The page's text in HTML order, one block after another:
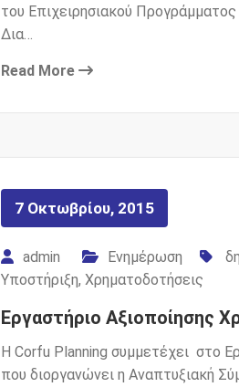
του Επιχειρησιακού
Δια…
Read More
7 Οκτωβρίου, 2015
admin Ενημέρωση
Υποστήριξη, Χρηματοδοτήσεις
Εργαστήριο Αξιοποίησης
Η Corfu Planning συμμετέχει στο
που διοργανώνει η Αναπτυξιακή